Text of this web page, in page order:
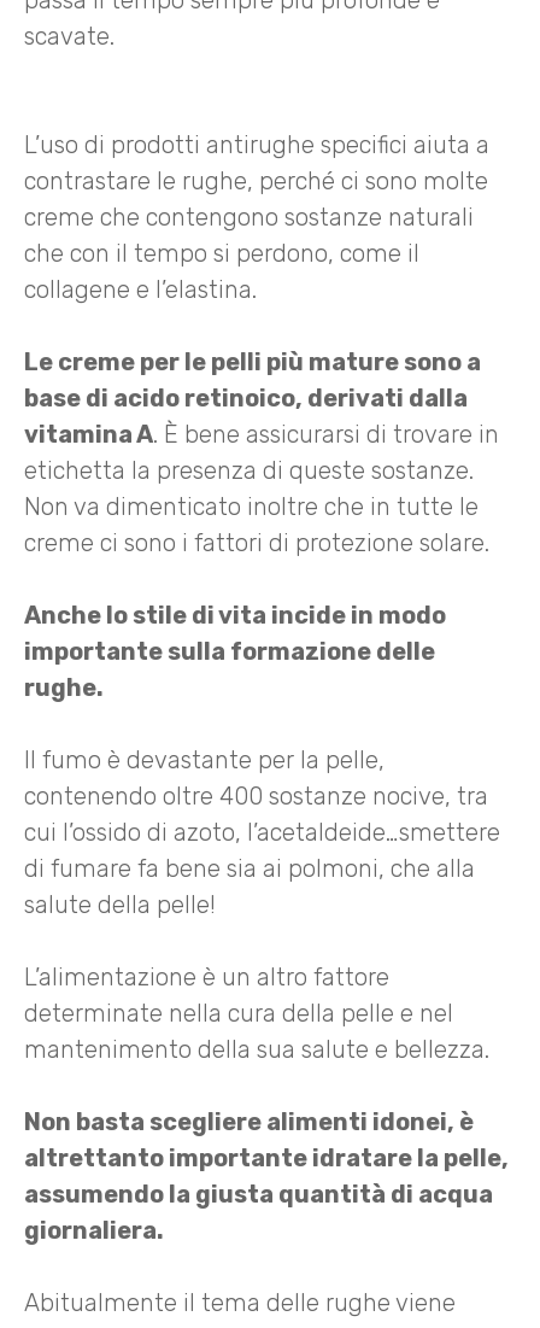
scavate.
L’uso di prodotti antirughe specifici aiuta a
contrastare le rughe, perché ci sono molte
creme che contengono sostanze naturali
che con il tempo si perdono, come il
collagene e l’elastina.
Le creme per le pelli più mature sono a
base di acido retinoico, derivati dalla
vitamina A. È bene assicurarsi di trovare in
etichetta la presenza di queste sostanze.
Non va dimenticato inoltre che in tutte le
creme ci sono i fattori di protezione solare.
Anche lo stile di vita incide in modo
importante sulla formazione delle
rughe.
Il fumo è devastante per la pelle,
contenendo oltre 400 sostanze nocive, tra
cui l’ossido di azoto, l’acetaldeide…smettere
di fumare fa bene sia ai polmoni, che alla
salute della pelle!
L’alimentazione è un altro fattore
determinate nella cura della pelle e nel
mantenimento della sua salute e bellezza.
Non basta scegliere alimenti idonei, è
altrettanto importante idratare la pelle,
assumendo la giusta quantità di acqua
giornaliera.
Abitualmente il tema delle rughe viene